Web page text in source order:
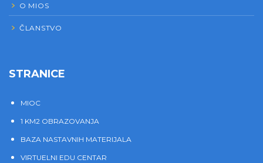
O MIOS
ČLANSTVO
STRANICE
MIOC
1 KM2 OBRAZOVANJA
BAZA NASTAVNIH MATERIJALA
VIRTUELNI EDU CENTAR